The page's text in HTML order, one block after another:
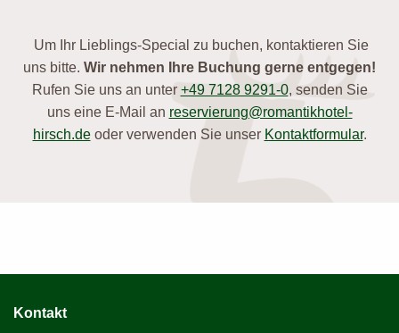
Um Ihr Lieblings-Special zu buchen, kontaktieren Sie
uns bitte. Wir nehmen Ihre Buchung gerne entgegen!
Rufen Sie uns an unter +49 7128 9291-0, senden Sie
uns eine E-Mail an reservierung@romantikhotel-
hirsch.deoder verwenden Sie unser Kontaktformular.
Kontakt